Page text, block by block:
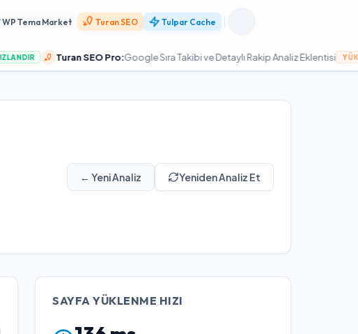
WP Tema Market Turan SEO Tulpar Cache
Turan SEO Pro:Google Sıra Takibi ve Detaylı Rakip Analiz Eklentisi YÜKSELT
← Yeni Analiz Yeniden Analiz Et
SAYFA YÜKLENME HIZI